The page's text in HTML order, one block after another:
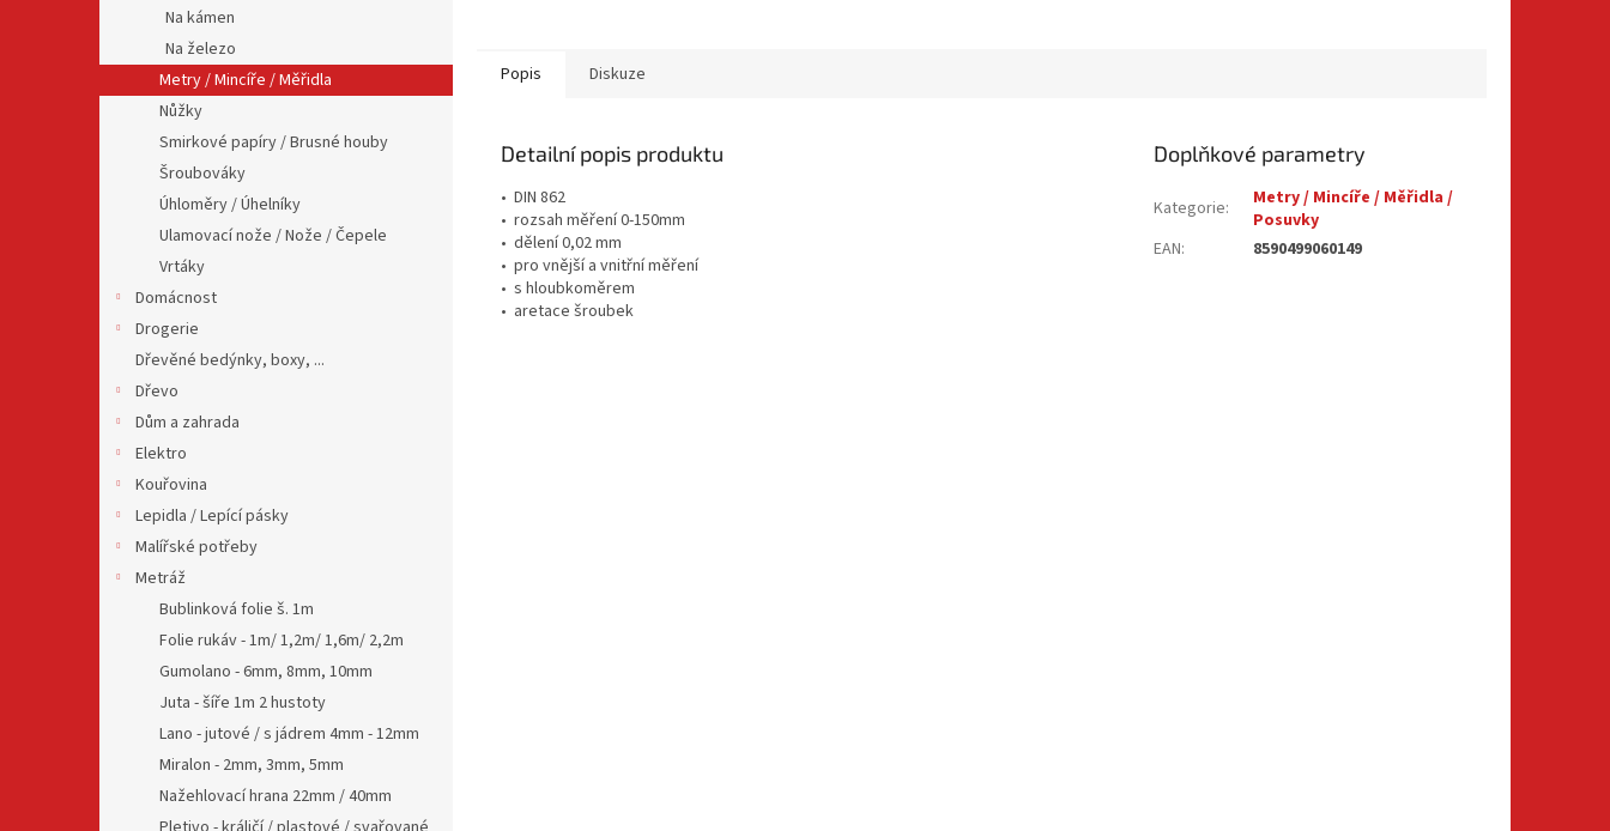
Na kámen
Na železo
Metry / Mincíře / Měřidla
Nůžky
Smirkové papíry / Brusné houby
Šroubováky
Úhloměry / Úhelníky
Ulamovací nože / Nože / Čepele
Vrtáky
Domácnost
Drogerie
Dřevěné bedýnky, boxy, ...
Dřevo
Dům a zahrada
Elektro
Kouřovina
Lepidla / Lepící pásky
Malířské potřeby
Metráž
Bublinková folie š. 1m
Folie rukáv - 1m/ 1,2m/ 1,6m/ 2,2m
Gumolano - 6mm, 8mm, 10mm
Juta - šíře 1m 2 hustoty
Lano - jutové / s jádrem 4mm - 12mm
Miralon - 2mm, 3mm, 5mm
Nažehlovací hrana 22mm / 40mm
Popis Diskuze
Detailní popis produktu
• DIN 862
• rozsah měření 0-150mm
• dělení 0,02 mm
• pro vnější a vnitřní měření
• s hloubkoměrem
• aretace šroubek
Doplňkové parametry
Kategorie:
Metry / Mincíře / Měřidla /
Posuvky
EAN: 8590499060149